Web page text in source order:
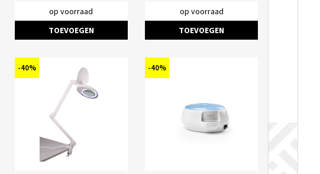
op voorraad
TOEVOEGEN
op voorraad
TOEVOEGEN
-40% -40%